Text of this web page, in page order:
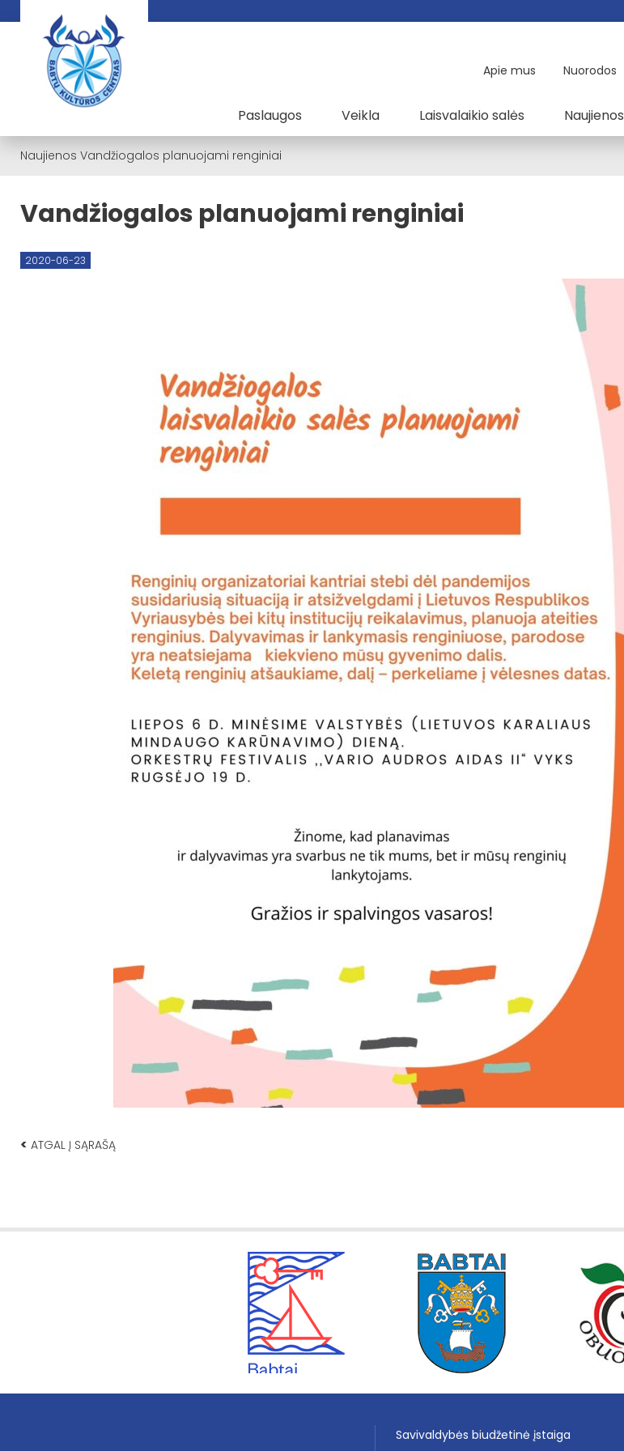
Apie mus Nuorodos
Paslaugos Veikla Laisvalaikio salės Naujienos
Naujienos Vandžiogalos planuojami renginiai
Vandžiogalos planuojami renginiai
2020-06-23
< ATGAL Į SĄRAŠĄ
Savivaldybės biudžetinė įstaiga